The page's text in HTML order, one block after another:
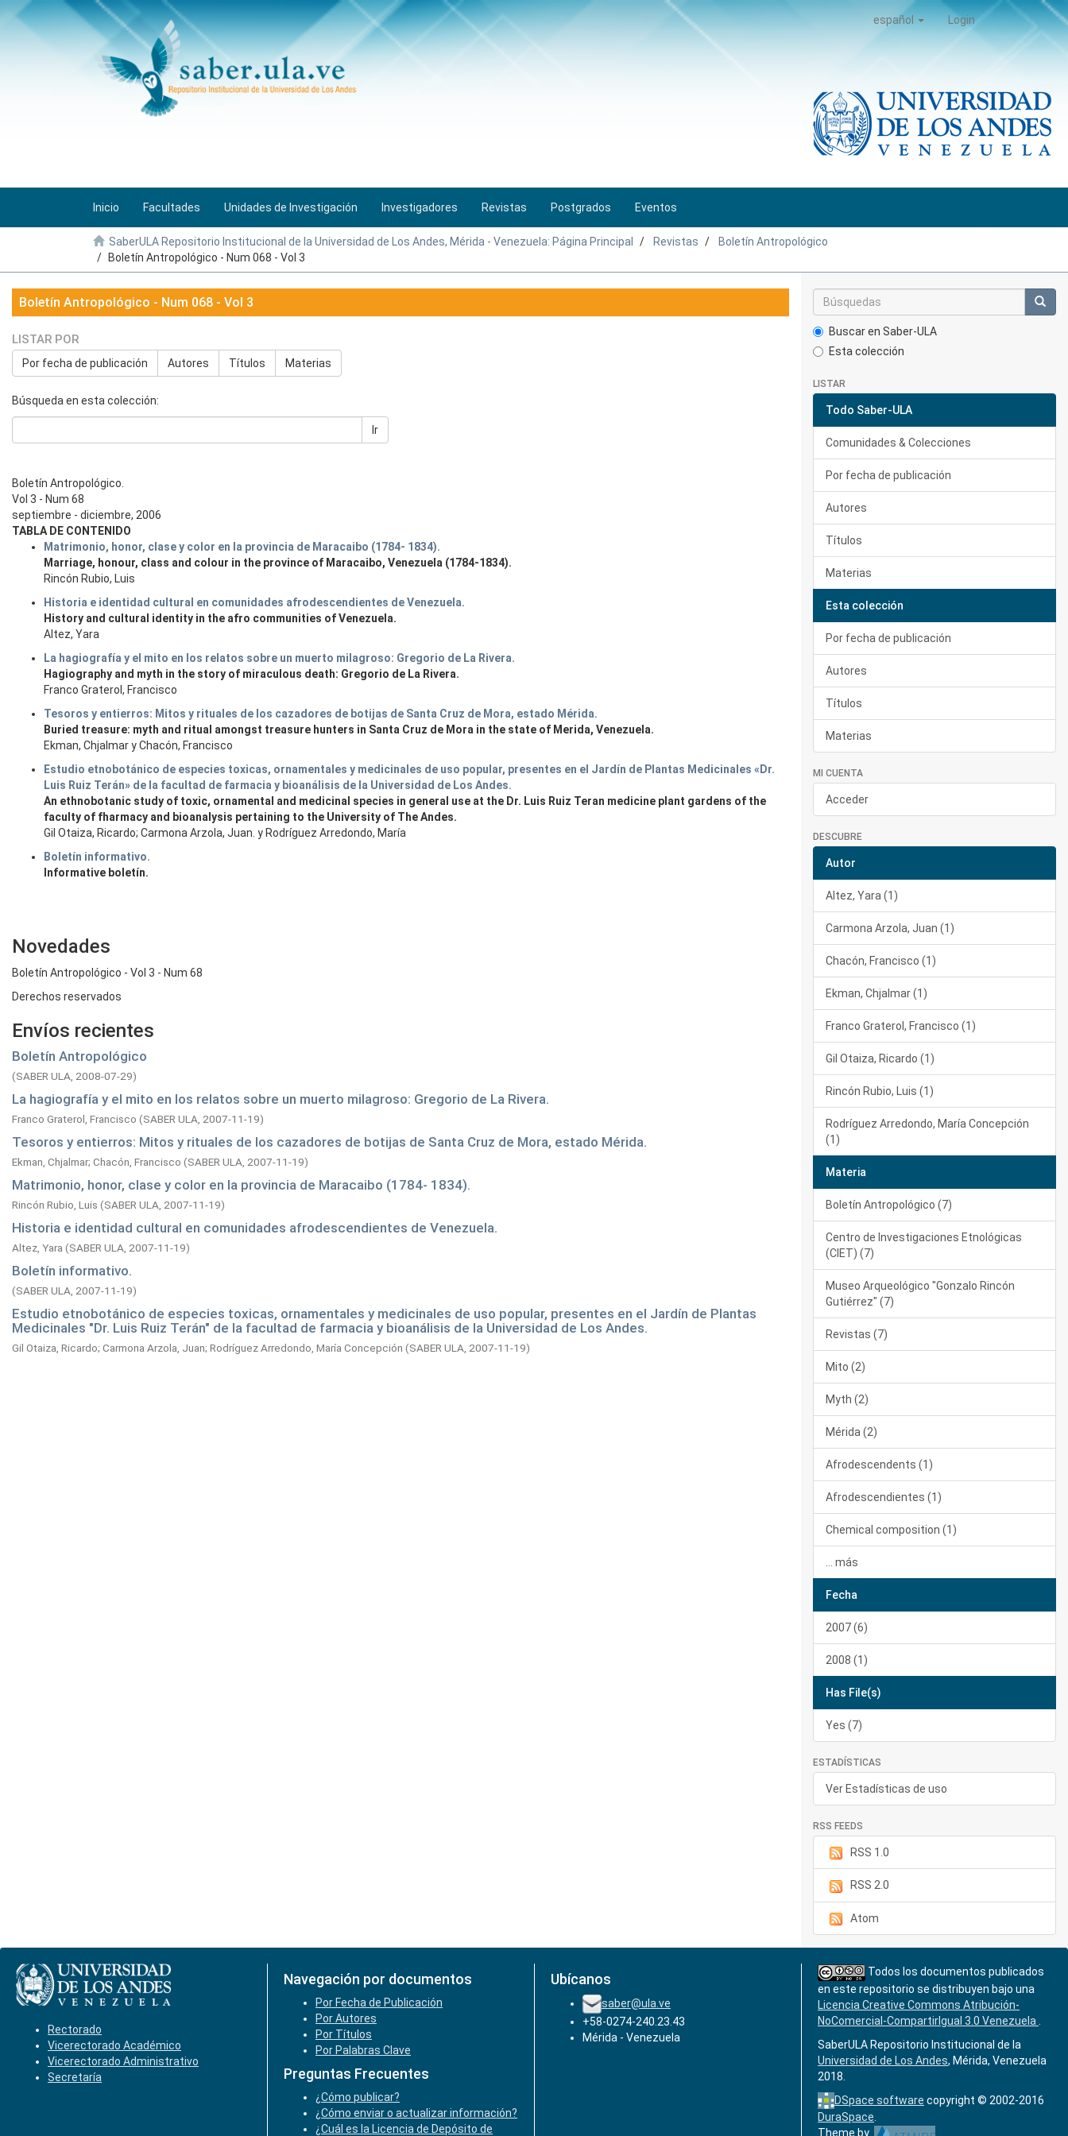
español Login
Inicio Facultades Unidades de Investigación Investigadores Revistas Postgrados Eventos
SaberULA Repositorio Institucional de la Universidad de Los Andes, Mérida - Venezuela: Página Principal Revistas
Boletín Antropológico
Boletín Antropológico - Num 068 - Vol 3
Boletín Antropológico - Num 068 - Vol 3
LISTAR POR
Por fecha de publicación Autores Títulos Materias
Búsqueda en esta colección:
Ir
Boletín Antropológico.
Vol 3 - Num 68
septiembre - diciembre, 2006
TABLA DE CONTENIDO
Matrimonio, honor, clase y color en la provincia de Maracaibo (1784- 1834).
Marriage, honour, class and colour in the province of Maracaibo, Venezuela (1784-1834).
Rincón Rubio, Luis
Historia e identidad cultural en comunidades afrodescendientes de Venezuela.
History and cultural identity in the afro communities of Venezuela.
Altez, Yara
La hagiografía y el mito en los relatos sobre un muerto milagroso: Gregorio de La Rivera.
Hagiography and myth in the story of miraculous death: Gregorio de La Rivera.
Franco Graterol, Francisco
Tesoros y entierros: Mitos y rituales de los cazadores de botijas de Santa Cruz de Mora, estado Mérida.
Buried treasure: myth and ritual amongst treasure hunters in Santa Cruz de Mora in the state of Merida, Venezuela.
Ekman, Chjalmar y Chacón, Francisco
Estudio etnobotánico de especies toxicas, ornamentales y medicinales de uso popular, presentes en el Jardín de Plantas Medicinales «Dr.
Luis Ruiz Terán» de la facultad de farmacia y bioanálisis de la Universidad de Los Andes.
An ethnobotanic study of toxic, ornamental and medicinal species in general use at the Dr. Luis Ruiz Teran medicine plant gardens of the
faculty of fharmacy and bioanalysis pertaining to the University of The Andes.
Gil Otaiza, Ricardo; Carmona Arzola, Juan. y Rodríguez Arredondo, María
Boletín informativo.
Informative boletín.
Novedades
Boletín Antropológico - Vol 3 - Num 68
Derechos reservados
Envíos recientes
Boletín Antropológico
(SABER ULA, 2008-07-29)
La hagiografía y el mito en los relatos sobre un muerto milagroso: Gregorio de La Rivera.
Franco Graterol, Francisco (SABER ULA, 2007-11-19)
Tesoros y entierros: Mitos y rituales de los cazadores de botijas de Santa Cruz de Mora, estado Mérida.
Ekman, Chjalmar; Chacón, Francisco (SABER ULA, 2007-11-19)
Matrimonio, honor, clase y color en la provincia de Maracaibo (1784- 1834).
Rincón Rubio, Luis (SABER ULA, 2007-11-19)
Historia e identidad cultural en comunidades afrodescendientes de Venezuela.
Altez, Yara (SABER ULA, 2007-11-19)
Boletín informativo.
(SABER ULA, 2007-11-19)
Estudio etnobotánico de especies toxicas, ornamentales y medicinales de uso popular, presentes en el Jardín de Plantas
Medicinales "Dr. Luis Ruiz Terán" de la facultad de farmacia y bioanálisis de la Universidad de Los Andes.
Gil Otaiza, Ricardo; Carmona Arzola, Juan; Rodríguez Arredondo, María Concepción (SABER ULA, 2007-11-19)
Buscar en Saber-ULA
Esta colección
LISTAR
Todo Saber-ULA
Comunidades & Colecciones
Por fecha de publicación
Autores
Títulos
Materias
Esta colección
Por fecha de publicación
Autores
Títulos
Materias
MI CUENTA
Acceder
DESCUBRE
Autor
Altez, Yara (1)
Carmona Arzola, Juan (1)
Chacón, Francisco (1)
Ekman, Chjalmar (1)
Franco Graterol, Francisco (1)
Gil Otaiza, Ricardo (1)
Rincón Rubio, Luis (1)
Rodríguez Arredondo, María Concepción
(1)
Materia
Boletín Antropológico (7)
Centro de Investigaciones Etnológicas
(CIET) (7)
Museo Arqueológico "Gonzalo Rincón
Gutiérrez" (7)
Revistas (7)
Mito (2)
Myth (2)
Mérida (2)
Afrodescendents (1)
Afrodescendientes (1)
Chemical composition (1)
... más
Fecha
2007 (6)
2008 (1)
Has File(s)
Yes (7)
ESTADÍSTICAS
Ver Estadísticas de uso
RSS FEEDS
RSS 1.0
RSS 2.0
Atom
Rectorado
Vicerectorado Académico
Vicerectorado Administrativo
Secretaría
Navegación por documentos
Por Fecha de Publicación
Por Autores
Por Títulos
Por Palabras Clave
Preguntas Frecuentes
¿Cómo publicar?
¿Cómo enviar o actualizar información?
¿Cuál es la Licencia de Depósito de
Ubícanos
saber@ula.ve
+58-0274-240.23.43
Mérida - Venezuela
Todos los documentos publicados
en este repositorio se distribuyen bajo una
Licencia Creative Commons Atribución-
NoComercial-CompartirIgual 3.0 Venezuela
SaberULA Repositorio Institucional de la
Universidad de Los Andes, Mérida, Venezuela
2018.
DSpace software copyright © 2002-2016
DuraSpace.
Theme by